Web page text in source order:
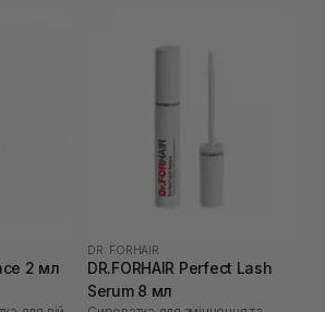
2 мл
DR. FORHAIR
DR.FORHAIR Perfect Lash
Serum 8 мл